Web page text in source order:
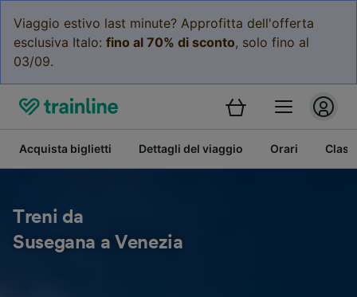
Viaggio estivo last minute? Approfitta dell'offerta
esclusiva Italo: fino al 70% di sconto, solo fino al
03/09.
Acquista biglietti Dettagli del viaggio Orari
Treni da
Susegana a Venezia